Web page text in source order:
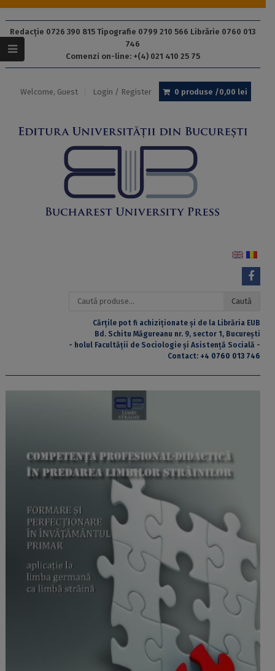
Redacție 0726 390 815 Tipografie 0799 210 566 Librărie 0760 013
746
Comenzi on-line: +(4) 021 410 25 75
Welcome, Guest Login / Register 0 produse /0,00 lei
Caută
Caută
Cărțile pot fi achiziționate și de la Librăria EUB
Bd. Schitu Măgureanu nr. 9, sector 1, București
- holul Facultății de Sociologie și Asistență Socială -
Contact: +4 0760 013 746